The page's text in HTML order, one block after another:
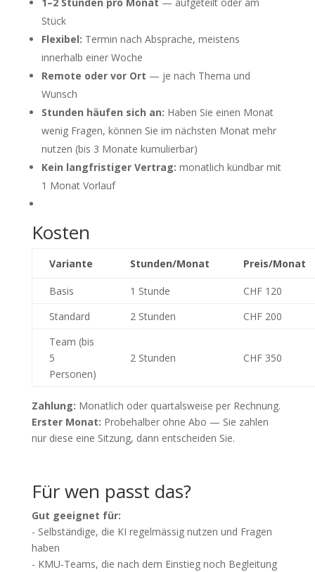
Stück
Flexibel: Termin nach Absprache, meistens
innerhalb einer Woche
Remote oder vor Ort — je nach Thema und
Wunsch
Stunden häufen sich an: Haben Sie einen Monat
wenig Fragen, können Sie im nächsten Monat mehr
nutzen (bis 3 Monate kumulierbar)
Kein langfristiger Vertrag: monatlich kündbar mit
1 Monat Vorlauf
Kosten
Variante Stunden/Monat Preis/Monat
Basis 1 Stunde
CHF 120
Standard
2 Stunden
CHF 200
Team (bis
5
Personen)
2 Stunden CHF 350
Zahlung: Monatlich oder quartalsweise per Rechnung.
Erster Monat: Probehalber ohne Abo — Sie zahlen
nur diese eine Sitzung, dann entscheiden Sie.
Für wen passt das?
Gut geeignet für:
- Selbständige, die KI regelmässig nutzen und Fragen
haben
- KMU-Teams, die nach dem Einstieg noch Begleitung